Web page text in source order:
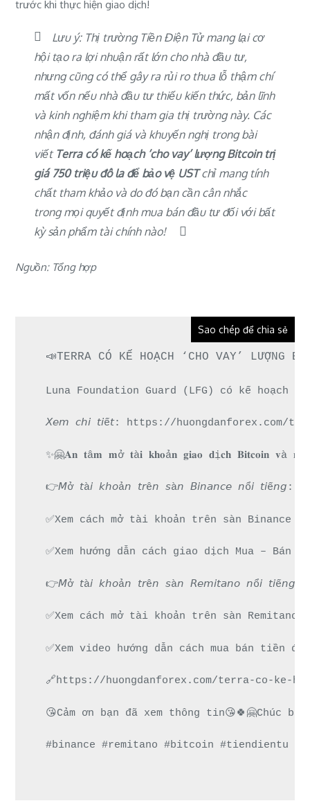
trước khi thực hiện giao dịch!
Lưu ý: Thị trường Tiền Điện Tử mang lại cơ
hội tạo ra lợi nhuận rất lớn cho nhà đầu tư,
nhưng cũng có thể gây ra rủi ro thua lỗ thậm chí
mất vốn nếu nhà đầu tư thiếu kiến thức, bản lĩnh
và kinh nghiệm khi tham gia thị trường này. Các
nhận định, đánh giá và khuyến nghị trong bài
viết Terra có kế hoạch ‘cho vay’ lượng Bitcoin trị
giá 750 triệu đô la để bảo vệ USTchỉ mang tính
chất tham khảo và do đó bạn cần cân nhắc
trong mọi quyết định mua bán đầu tư đối với bất
kỳ sản phẩm tài chính nào!
Nguồn: Tổng hợp
Sao chép để chia sẻ
📣TERRA CÓ KẾ HOẠCH ‘CHO VAY’
Luna Foundation Guard (LFG) có kế
𝘟𝘦𝘮 𝘤𝘩𝘪 𝘵𝘪ế𝘵: https://
✨🤗𝐀𝐧 𝐭â𝐦 𝐦ở 𝐭à𝐢 𝐤𝐡𝐨ả𝐧 𝐠𝐢𝐚𝐨 𝐝ị𝐜𝐡 𝐁𝐢𝐭𝐜𝐨𝐢𝐧 𝐯à
👉𝘔ở 𝘵à𝘪 𝘬𝘩𝘰ả𝘯 𝘵𝘳ê𝘯 𝘴à𝘯 𝘉𝘪𝘯𝘢𝘯𝘤𝘦 𝘯ổ𝘪
✅Xem cách mở tài khoản trên sàn Binance
✅Xem hướng dẫn cách giao dịch Mua –
👉𝘔ở 𝘵à𝘪 𝘬𝘩𝘰ả𝘯 𝘵𝘳ê𝘯 𝘴à𝘯 𝘙𝘦𝘮𝘪𝘵𝘢𝘯𝘰 𝘯ổ𝘪
✅Xem cách mở tài khoản trên sàn
✅Xem video hướng dẫn cách mua bán tiền
🔗https://huongdanforex.com/terra-co-ke-
😘Cảm ơn bạn đã xem thông
#binance #remitano #bitcoin #tiendientu